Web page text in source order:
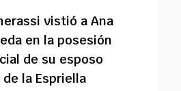
vistió a Ana
en la posesión
de su esposo
la Espriella